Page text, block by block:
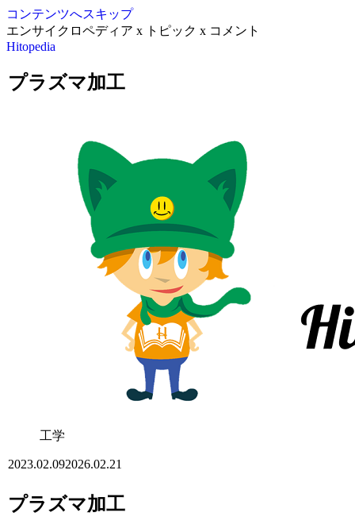
コンテンツへスキップ
エンサイクロペディア x トピック x コメント
Hitopedia
プラズマ加工
工学
2023.02.092026.02.21
プラズマ加工